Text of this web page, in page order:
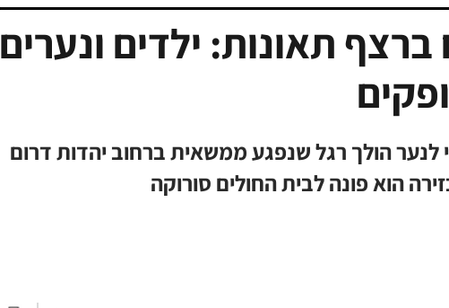
תאונות: ילדים ונערים
לנער הולך רגל שנפגע ממשאית ברחוב יהדות דרום
הוא פונה לבית החולים סורוקה